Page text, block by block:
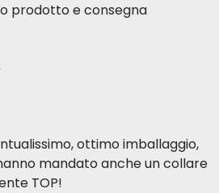
prodotto e consegna
ottimo imballaggio,
mandato anche un collare
TOP!